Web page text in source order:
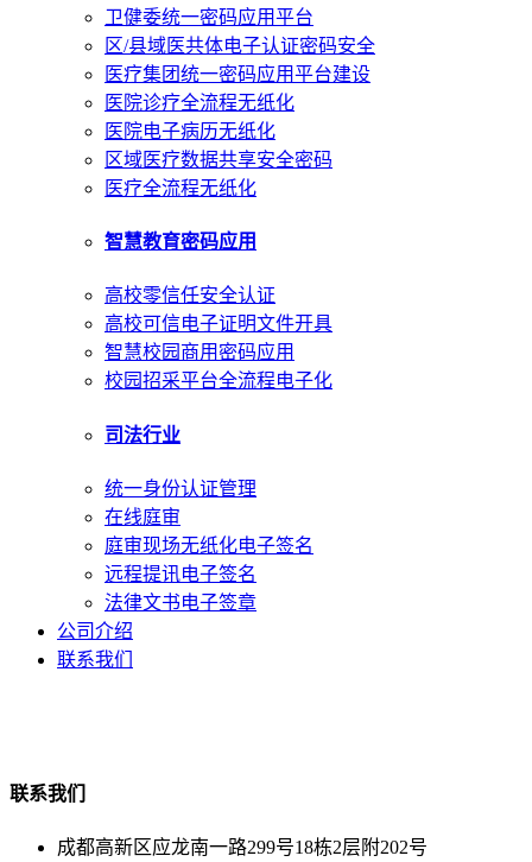
卫健委统一密码应用平台
区/县域医共体电子认证密码安全
医疗集团统一密码应用平台建设
医院诊疗全流程无纸化
医院电子病历无纸化
区域医疗数据共享安全密码
医疗全流程无纸化
智慧教育密码应用
高校零信任安全认证
高校可信电子证明文件开具
智慧校园商用密码应用
校园招采平台全流程电子化
司法行业
统一身份认证管理
在线庭审
庭审现场无纸化电子签名
远程提讯电子签名
法律文书电子签章
公司介绍
联系我们
联系我们
成都高新区应龙南一路299号18栋2层附202号